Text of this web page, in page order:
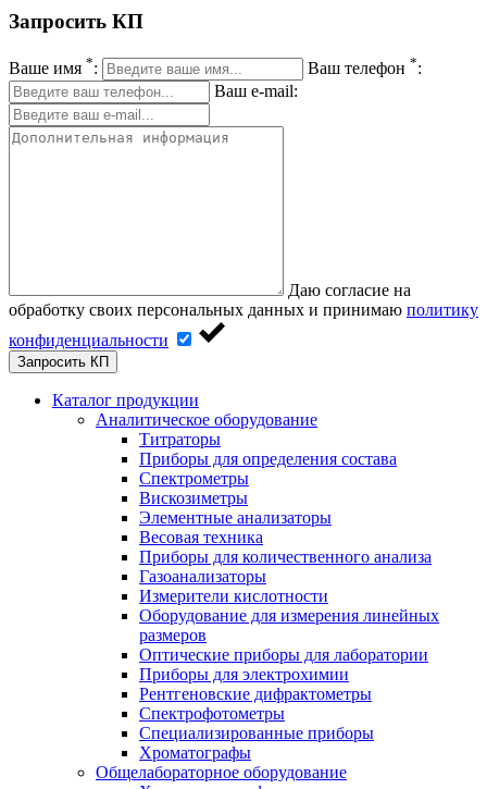
Запросить КП
Ваше имя *: Ваш телефон *:
Ваш e-mail:
Даю согласие на
обработку своих персональных данных и принимаю политику
конфиденциальности
Запросить КП
Каталог продукции
Аналитическое оборудование
Титраторы
Приборы для определения состава
Спектрометры
Вискозиметры
Элементные анализаторы
Весовая техника
Приборы для количественного анализа
Газоанализаторы
Измерители кислотности
Оборудование для измерения линейных
размеров
Оптические приборы для лаборатории
Приборы для электрохимии
Рентгеновские дифрактометры
Спектрофотометры
Специализированные приборы
Хроматографы
Общелабораторное оборудование